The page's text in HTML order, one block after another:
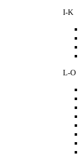
I-K
L-O